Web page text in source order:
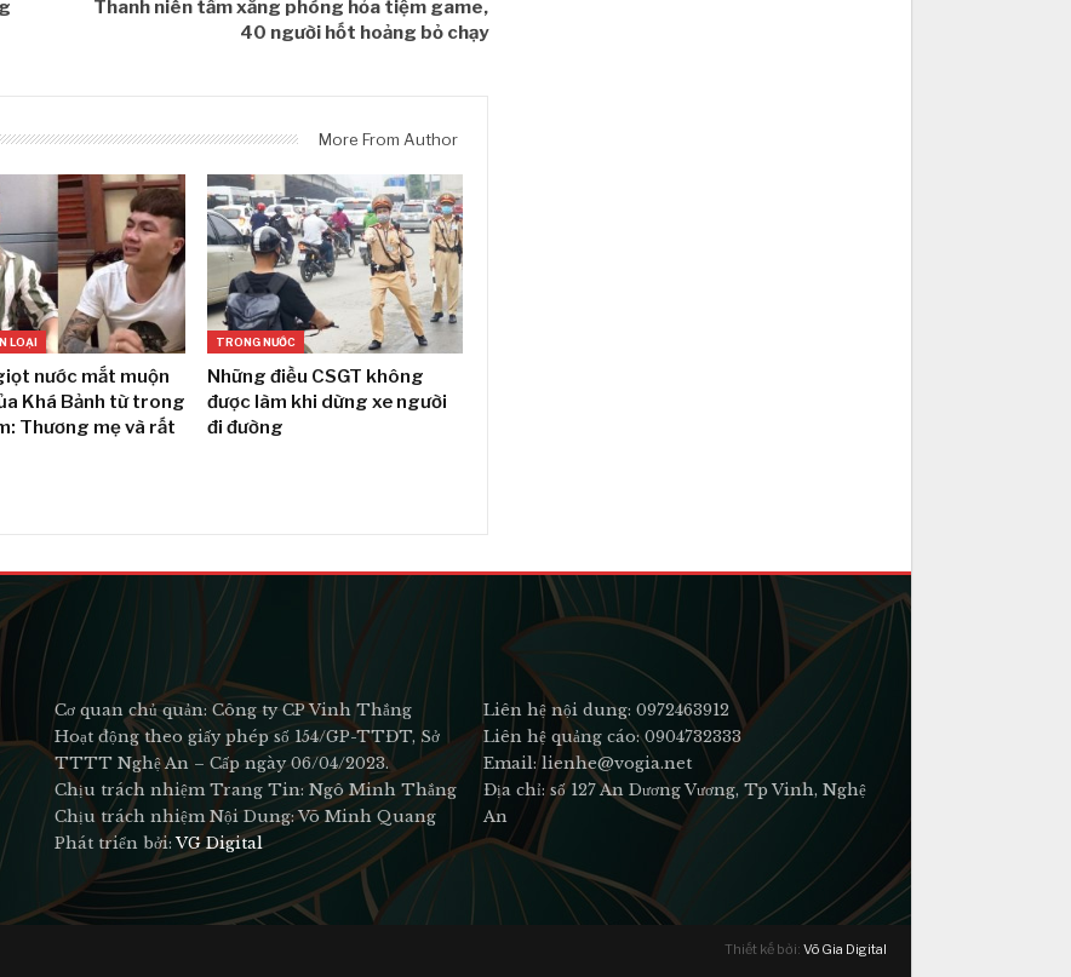
Thanh niên tẩm xăng phóng hỏa tiệm game,
40 người hốt hoảng bỏ chạy
More From Author
LOẠI
nước mắt muộn
Khá Bảnh từ trong
Thương mẹ và rất
TRONG NƯỚC
Những điều CSGT không
được làm khi dừng xe người
đi đường
Cơ quan chủ quản: Công ty CP Vinh Thắng
Hoạt động theo giấy phép số 154/GP-TTĐT, Sở
TTTT Nghệ An – Cấp ngày 06/04/2023.
Chịu trách nhiệm Trang Tin: Ngô Minh Thắng
Chịu trách nhiệm Nội Dung: Võ Minh Quang
Phát triển bởi:VG Digital
Liên hệ nội dung: 0972463912
Liên hệ quảng cáo: 0904732333
Email: lienhe@vogia.net
Địa chỉ: số 127 An Dương Vương, Tp Vinh, Nghệ
An
Thiết kế bởi: Võ Gia Digital